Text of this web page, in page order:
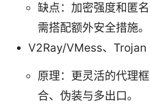
缺点：加密强度和匿名
需搭配额外安全措施。
V2Ray/VMess、Trojan
原理：更灵活的代理
合、伪装与多出口。